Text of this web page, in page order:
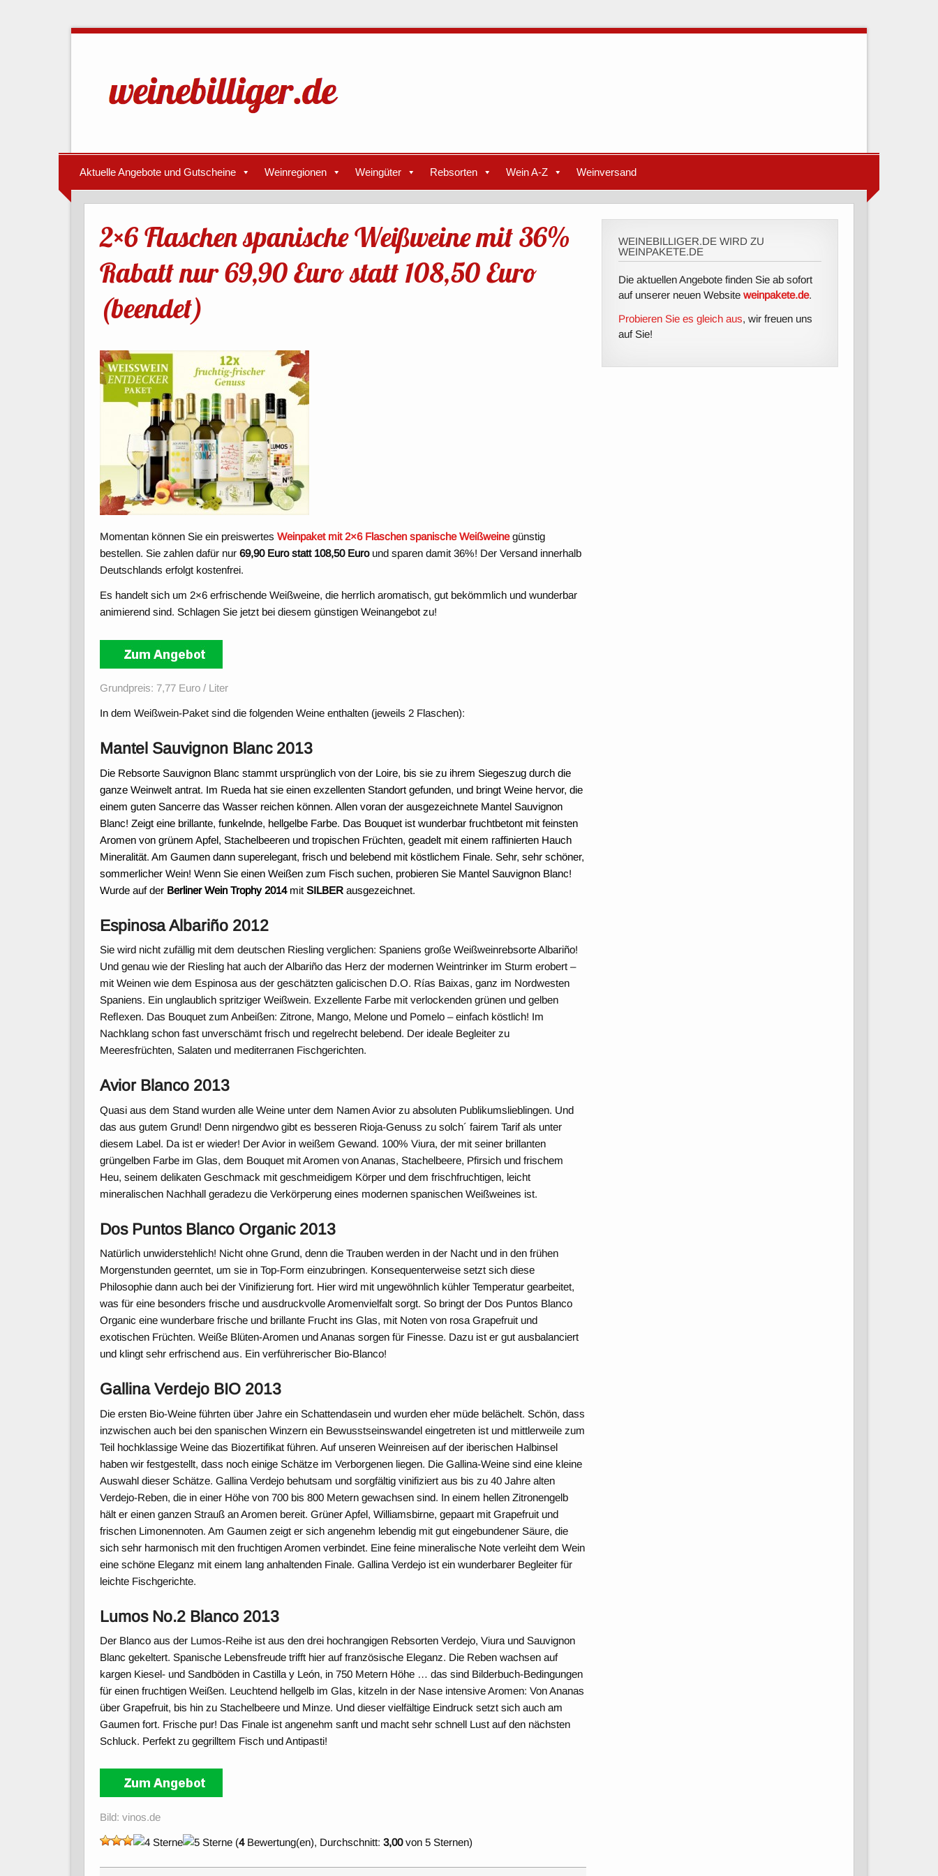
Aktuelle Angebote und Gutscheine Weinregionen Weingüter Rebsorten Wein A-Z Weinversand
2×6 Flaschen spanische Weißweine mit 36%
Rabatt nur 69,90 Euro statt 108,50 Euro
(beendet)
Momentan können Sie ein preiswertesWeinpaket mit 2×6 Flaschen spanische Weißweinegünstig
bestellen. Sie zahlen dafür nur69,90 Euro statt 108,50 Euround sparen damit 36%! Der Versand innerhalb
Deutschlands erfolgt kostenfrei.
Es handelt sich um 2×6 erfrischende Weißweine, die herrlich aromatisch, gut bekömmlich und wunderbar
animierend sind. Schlagen Sie jetzt bei diesem günstigen Weinangebot zu!
Grundpreis: 7,77 Euro / Liter
In dem Weißwein-Paket sind die folgenden Weine enthalten (jeweils 2 Flaschen):
Mantel Sauvignon Blanc 2013
Die Rebsorte Sauvignon Blanc stammt ursprünglich von der Loire, bis sie zu ihrem Siegeszug durch die
ganze Weinwelt antrat. Im Rueda hat sie einen exzellenten Standort gefunden, und bringt Weine hervor, die
einem guten Sancerre das Wasser reichen können. Allen voran der ausgezeichnete Mantel Sauvignon
Blanc! Zeigt eine brillante, funkelnde, hellgelbe Farbe. Das Bouquet ist wunderbar fruchtbetont mit feinsten
Aromen von grünem Apfel, Stachelbeeren und tropischen Früchten, geadelt mit einem raffinierten Hauch
Mineralität. Am Gaumen dann superelegant, frisch und belebend mit köstlichem Finale. Sehr, sehr schöner,
sommerlicher Wein! Wenn Sie einen Weißen zum Fisch suchen, probieren Sie Mantel Sauvignon Blanc!
Wurde auf der Berliner Wein Trophy 2014mitSILBER ausgezeichnet.
Espinosa Albariño 2012
Sie wird nicht zufällig mit dem deutschen Riesling verglichen: Spaniens große Weißweinrebsorte Albariño!
Und genau wie der Riesling hat auch der Albariño das Herz der modernen Weintrinker im Sturm erobert –
mit Weinen wie dem Espinosa aus der geschätzten galicischen D.O. Rías Baixas, ganz im Nordwesten
Spaniens. Ein unglaublich spritziger Weißwein. Exzellente Farbe mit verlockenden grünen und gelben
Reﬂexen. Das Bouquet zum Anbeißen: Zitrone, Mango, Melone und Pomelo – einfach köstlich! Im
Nachklang schon fast unverschämt frisch und regelrecht belebend. Der ideale Begleiter zu
Meeresfrüchten, Salaten und mediterranen Fischgerichten.
Avior Blanco 2013
Quasi aus dem Stand wurden alle Weine unter dem Namen Avior zu absoluten Publikumslieblingen. Und
das aus gutem Grund! Denn nirgendwo gibt es besseren Rioja-Genuss zu solch´ fairem Tarif als unter
diesem Label. Da ist er wieder! Der Avior in weißem Gewand. 100% Viura, der mit seiner brillanten
grüngelben Farbe im Glas, dem Bouquet mit Aromen von Ananas, Stachelbeere, Pfirsich und frischem
Heu, seinem delikaten Geschmack mit geschmeidigem Körper und dem frischfruchtigen, leicht
mineralischen Nachhall geradezu die Verkörperung eines modernen spanischen Weißweines ist.
Dos Puntos Blanco Organic 2013
Natürlich unwiderstehlich! Nicht ohne Grund, denn die Trauben werden in der Nacht und in den frühen
Morgenstunden geerntet, um sie in Top-Form einzubringen. Konsequenterweise setzt sich diese
Philosophie dann auch bei der Vinifizierung fort. Hier wird mit ungewöhnlich kühler Temperatur gearbeitet,
was für eine besonders frische und ausdruckvolle Aromenvielfalt sorgt. So bringt der Dos Puntos Blanco
Organic eine wunderbare frische und brillante Frucht ins Glas, mit Noten von rosa Grapefruit und
exotischen Früchten. Weiße Blüten-Aromen und Ananas sorgen für Finesse. Dazu ist er gut ausbalanciert
und klingt sehr erfrischend aus. Ein verführerischer Bio-Blanco!
Gallina Verdejo BIO 2013
Die ersten Bio-Weine führten über Jahre ein Schattendasein und wurden eher müde belächelt. Schön, dass
inzwischen auch bei den spanischen Winzern ein Bewusstseinswandel eingetreten ist und mittlerweile zum
Teil hochklassige Weine das Biozertifikat führen. Auf unseren Weinreisen auf der iberischen Halbinsel
haben wir festgestellt, dass noch einige Schätze im Verborgenen liegen. Die Gallina-Weine sind eine kleine
Auswahl dieser Schätze. Gallina Verdejo behutsam und sorgfältig vinifiziert aus bis zu 40 Jahre alten
Verdejo-Reben, die in einer Höhe von 700 bis 800 Metern gewachsen sind. In einem hellen Zitronengelb
hält er einen ganzen Strauß an Aromen bereit. Grüner Apfel, Williamsbirne, gepaart mit Grapefruit und
frischen Limonennoten. Am Gaumen zeigt er sich angenehm lebendig mit gut eingebundener Säure, die
sich sehr harmonisch mit den fruchtigen Aromen verbindet. Eine feine mineralische Note verleiht dem Wein
eine schöne Eleganz mit einem lang anhaltenden Finale. Gallina Verdejo ist ein wunderbarer Begleiter für
leichte Fischgerichte.
Lumos No.2 Blanco 2013
Der Blanco aus der Lumos-Reihe ist aus den drei hochrangigen Rebsorten Verdejo, Viura und Sauvignon
Blanc gekeltert. Spanische Lebensfreude trifft hier auf französische Eleganz. Die Reben wachsen auf
kargen Kiesel- und Sandböden in Castilla y León, in 750 Metern Höhe … das sind Bilderbuch-Bedingungen
für einen fruchtigen Weißen. Leuchtend hellgelb im Glas, kitzeln in der Nase intensive Aromen: Von Ananas
über Grapefruit, bis hin zu Stachelbeere und Minze. Und dieser vielfältige Eindruck setzt sich auch am
Gaumen fort. Frische pur! Das Finale ist angenehm sanft und macht sehr schnell Lust auf den nächsten
Schluck. Perfekt zu gegrilltem Fisch und Antipasti!
Bild: vinos.de
(4Bewertung(en), Durchschnitt:3,00von 5 Sternen)
WEINEBILLIGER.DE WIRD ZU
WEINPAKETE.DE
Die aktuellen Angebote finden Sie ab sofort
auf unserer neuen Websiteweinpakete.de.
Probieren Sie es gleich aus, wir freuen uns
auf Sie!